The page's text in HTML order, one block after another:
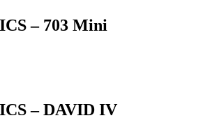
– 703 Mini
– DAVID IV